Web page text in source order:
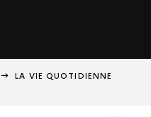
LA VIE QUOTIDIENNE